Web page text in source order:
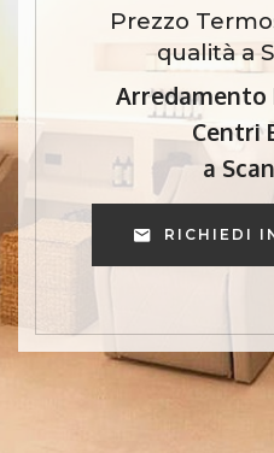
Prezzo
qualità a
Arredamento
Centri
a
RICHIEDI